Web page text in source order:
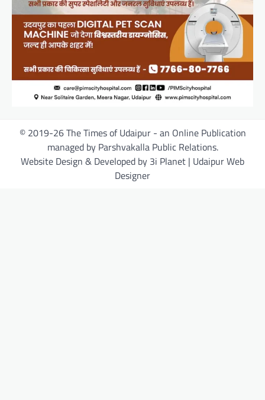
© 2019-26 The Times of Udaipur - an Online Publication
managed by Parshvakalla Public Relations.
Website Design & Developed by 3i Planet | Udaipur Web
Designer